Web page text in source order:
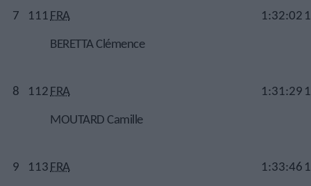
7 111FRA
BERETTA Clémence
1:32:02
8 112FRA
MOUTARD Camille
1:31:29
9 113FRA
1:33:46